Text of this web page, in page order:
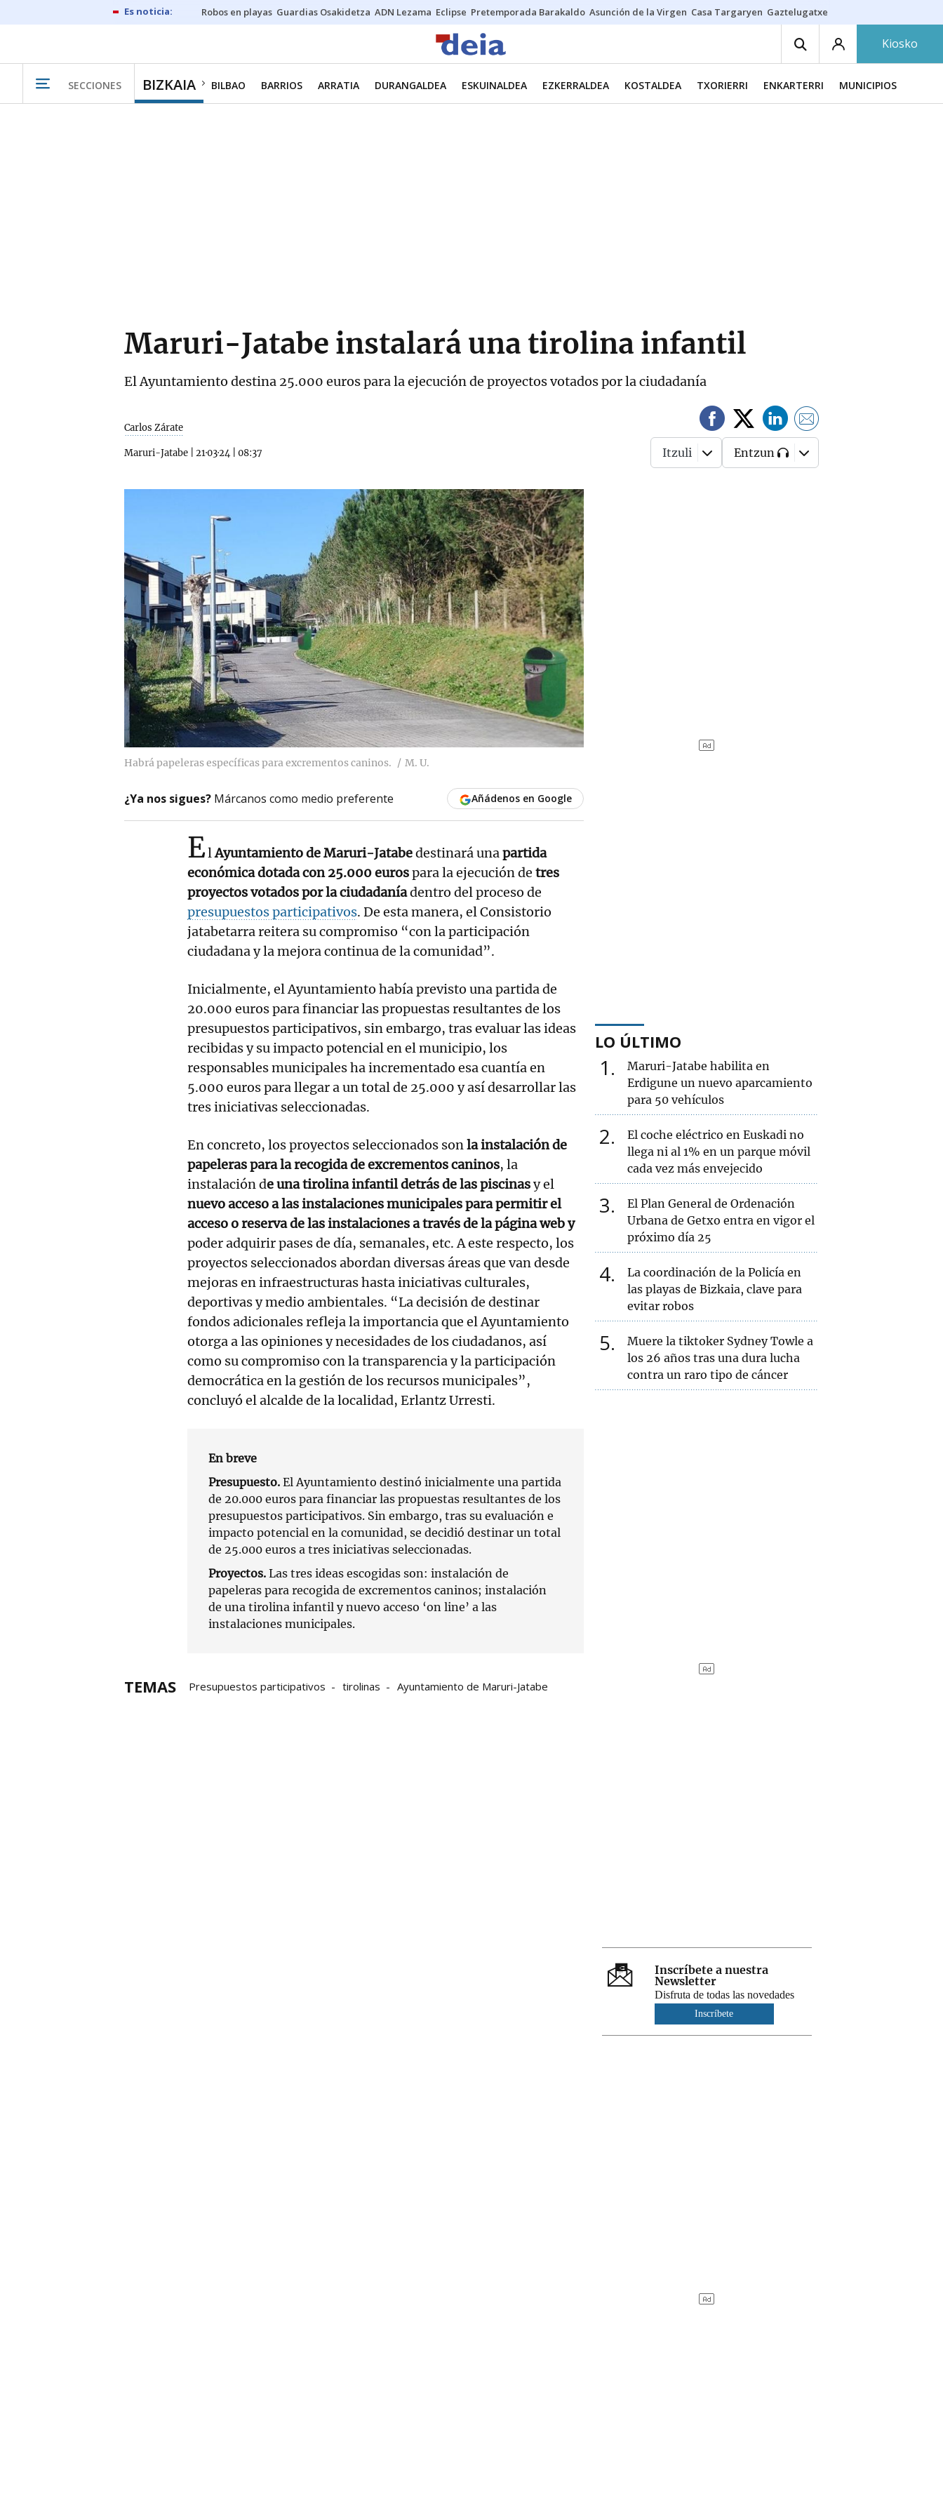
Robos en playas Guardias Osakidetza ADN Lezama Eclipse Pretemporada Barakaldo Asunción de la Virgen Casa Targaryen Gaztelugatxe
Kiosko
SECCIONES BIZKAIA BILBAO BARRIOS ARRATIA DURANGALDEA ESKUINALDEA EZKERRALDEA KOSTALDEA TXORIERRI ENKARTERRI MUNICIPIOS
Maruri-Jatabe instalará una tirolina infantil
El Ayuntamiento destina 25.000 euros para la ejecución de proyectos votados por la ciudadanía
Carlos Zárate
Maruri-Jatabe 21·03·24 08:37 Itzuli Entzun
Habrá papeleras específicas para excrementos caninos. M. U.
¿Ya nos sigues? Márcanos como medio preferente Añádenos en Google
ElAyuntamiento de Maruri-Jatabedestinará unapartida
económica dotada con 25.000 eurospara la ejecución de tres
proyectos votados por la ciudadaníadentro del proceso de
presupuestos participativos. De esta manera, el Consistorio
jatabetarra reitera su compromiso “con la participación
ciudadana y la mejora continua de la comunidad”.
Inicialmente, el Ayuntamiento había previsto una partida de
20.000 euros para financiar las propuestas resultantes de los
presupuestos participativos, sin embargo, tras evaluar las ideas
recibidas y su impacto potencial en el municipio, los
responsables municipales ha incrementado esa cuantía en
5.000 euros para llegar a un total de 25.000 y así desarrollar las
tres iniciativas seleccionadas.
En concreto, los proyectos seleccionados sonla instalación de
papeleras para la recogida de excrementos caninos, la
instalación de una tirolina infantil detrás de las piscinasy el
nuevo acceso a las instalaciones municipales para permitir el
acceso o reserva de las instalaciones a través de la página web y
poder adquirir pases de día, semanales, etc. A este respecto, los
proyectos seleccionados abordan diversas áreas que van desde
mejoras en infraestructuras hasta iniciativas culturales,
deportivas y medio ambientales. “La decisión de destinar
fondos adicionales refleja la importancia que el Ayuntamiento
otorga a las opiniones y necesidades de los ciudadanos, así
como su compromiso con la transparencia y la participación
democrática en la gestión de los recursos municipales”,
concluyó el alcalde de la localidad, Erlantz Urresti.
En breve
Presupuesto. El Ayuntamiento destinó inicialmente una partida
de 20.000 euros para financiar las propuestas resultantes de los
presupuestos participativos. Sin embargo, tras su evaluación e
impacto potencial en la comunidad, se decidió destinar un total
de 25.000 euros a tres iniciativas seleccionadas.
Proyectos. Las tres ideas escogidas son: instalación de
papeleras para recogida de excrementos caninos; instalación
de una tirolina infantil y nuevo acceso ‘on line’ a las
instalaciones municipales.
TEMAS Presupuestos participativos tirolinas Ayuntamiento de Maruri-Jatabe
LO ÚLTIMO
1
Maruri-Jatabe habilita en
Erdigune un nuevo aparcamiento
para 50 vehículos
2
El coche eléctrico en Euskadi no
llega ni al 1% en un parque móvil
cada vez más envejecido
3
El Plan General de Ordenación
Urbana de Getxo entra en vigor el
próximo día 25
4
La coordinación de la Policía en
las playas de Bizkaia, clave para
evitar robos
5
Muere la tiktoker Sydney Towle a
los 26 años tras una dura lucha
contra un raro tipo de cáncer
Inscríbete a nuestra
Newsletter
Disfruta de todas las novedades
Inscríbete